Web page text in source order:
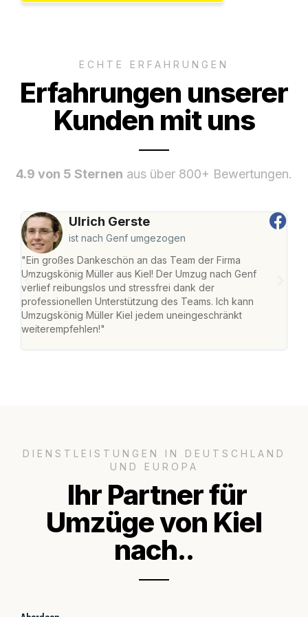
ECHTE ERFAHRUNGEN
Erfahrungen unserer
Kunden mit uns
4.9 von 5 Sternen aus über 800+ Bewertungen.
Ulrich Gerste
ist nach Genf umgezogen
"Ein großes Dankeschön an das Team der Firma
Umzugskönig Müller aus Kiel! Der Umzug nach Genf
verlief reibungslos und stressfrei dank der
professionellen Unterstützung des Teams. Ich kann
Umzugskönig Müller Kiel jedem uneingeschränkt
weiterempfehlen!"
DIENSTLEISTUNGEN IN DEUTSCHLAND
UND EUROPA
Ihr Partner für
Umzüge von Kiel
nach..